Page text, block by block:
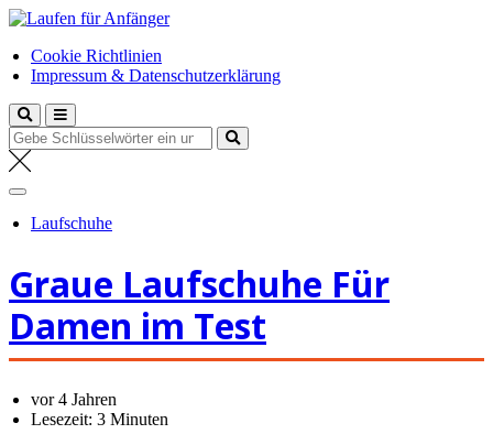
Zum
springen
Laufen für Anfänger
Anfängertipps und Tricks
Cookie Richtlinien
Impressum & Datenschutzerklärung
Suche
nach:
Laufschuhe
Graue Laufschuhe Für
Damen im Test
vor 4 Jahren
Lesezeit: 3 Minuten